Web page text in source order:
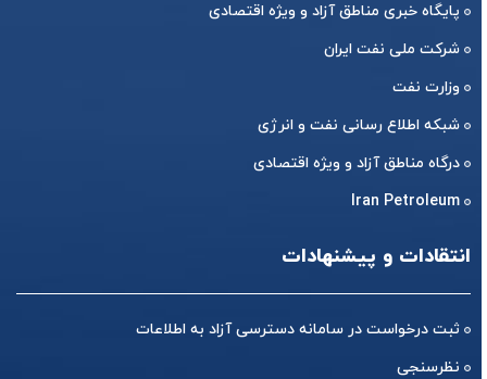
پایگاه خبری مناطق آزاد و ویژه اقتصادی
شرکت ملی نفت ایران
وزارت نفت
شبکه اطلاع رسانی نفت و انرژی
درگاه مناطق آزاد و ویژه اقتصادی
Iran Petroleum
انتقادات و پیشنهادات
ثبت درخواست در سامانه دسترسی آزاد به اطلاعات
نظرسنجی